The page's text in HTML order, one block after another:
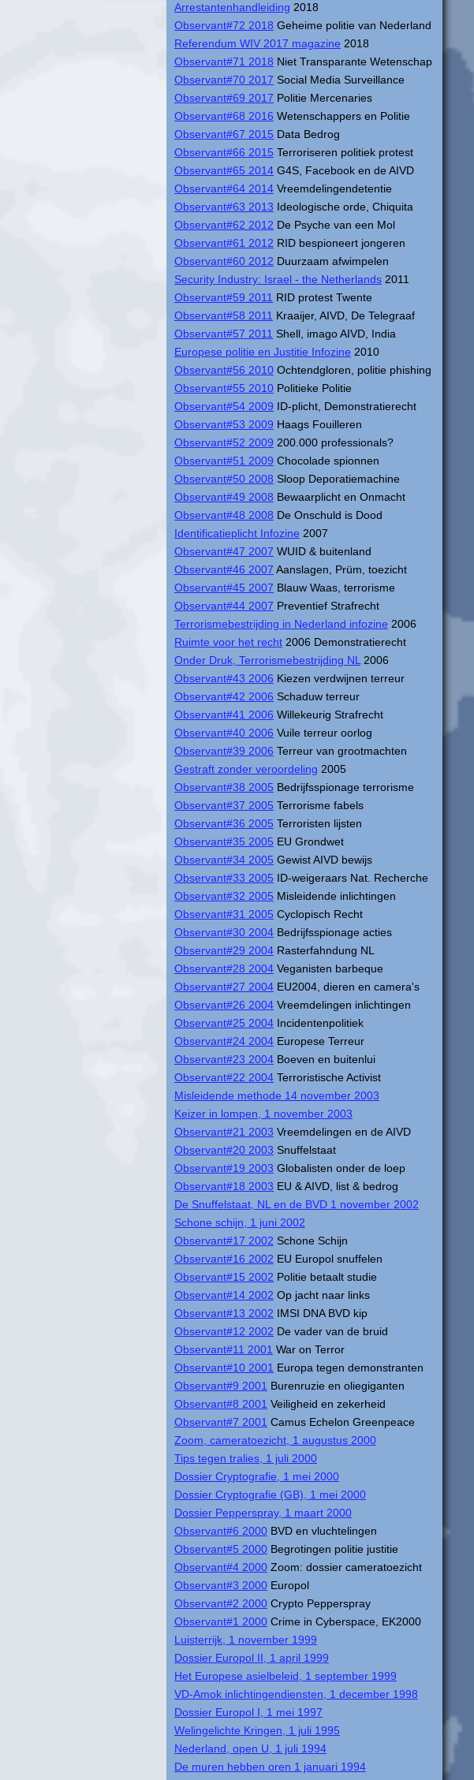
Arrestantenhandleiding 2018
Observant#72 2018 Geheime politie van Nederland
Referendum WIV 2017 magazine 2018
Observant#71 2018 Niet Transparante Wetenschap
Observant#70 2017 Social Media Surveillance
Observant#69 2017 Politie Mercenaries
Observant#68 2016 Wetenschappers en Politie
Observant#67 2015 Data Bedrog
Observant#66 2015 Terroriseren politiek protest
Observant#65 2014 G4S, Facebook en de AIVD
Observant#64 2014 Vreemdelingendetentie
Observant#63 2013 Ideologische orde, Chiquita
Observant#62 2012 De Psyche van een Mol
Observant#61 2012 RID bespioneert jongeren
Observant#60 2012 Duurzaam afwimpelen
Security Industry: Israel - the Netherlands 2011
Observant#59 2011 RID protest Twente
Observant#58 2011 Kraaijer, AIVD, De Telegraaf
Observant#57 2011 Shell, imago AIVD, India
Europese politie en Justitie Infozine 2010
Observant#56 2010 Ochtendgloren, politie phishing
Observant#55 2010 Politieke Politie
Observant#54 2009 ID-plicht, Demonstratierecht
Observant#53 2009 Haags Fouilleren
Observant#52 2009 200.000 professionals?
Observant#51 2009 Chocolade spionnen
Observant#50 2008 Sloop Deporatiemachine
Observant#49 2008 Bewaarplicht en Onmacht
Observant#48 2008 De Onschuld is Dood
Identificatieplicht Infozine 2007
Observant#47 2007 WUID & buitenland
Observant#46 2007 Aanslagen, Prüm, toezicht
Observant#45 2007 Blauw Waas, terrorisme
Observant#44 2007 Preventief Strafrecht
Terrorismebestrijding in Nederland infozine 2006
Ruimte voor het recht 2006 Demonstratierecht
Onder Druk, Terrorismebestrijding NL 2006
Observant#43 2006 Kiezen verdwijnen terreur
Observant#42 2006 Schaduw terreur
Observant#41 2006 Willekeurig Strafrecht
Observant#40 2006 Vuile terreur oorlog
Observant#39 2006 Terreur van grootmachten
Gestraft zonder veroordeling 2005
Observant#38 2005 Bedrijfsspionage terrorisme
Observant#37 2005 Terrorisme fabels
Observant#36 2005 Terroristen lijsten
Observant#35 2005 EU Grondwet
Observant#34 2005 Gewist AIVD bewijs
Observant#33 2005 ID-weigeraars Nat. Recherche
Observant#32 2005 Misleidende inlichtingen
Observant#31 2005 Cyclopisch Recht
Observant#30 2004 Bedrijfsspionage acties
Observant#29 2004 Rasterfahndung NL
Observant#28 2004 Veganisten barbeque
Observant#27 2004 EU2004, dieren en camera's
Observant#26 2004 Vreemdelingen inlichtingen
Observant#25 2004 Incidentenpolitiek
Observant#24 2004 Europese Terreur
Observant#23 2004 Boeven en buitenlui
Observant#22 2004 Terroristische Activist
Misleidende methode 14 november 2003
Keizer in lompen, 1 november 2003
Observant#21 2003 Vreemdelingen en de AIVD
Observant#20 2003 Snuffelstaat
Observant#19 2003 Globalisten onder de loep
Observant#18 2003 EU & AIVD, list & bedrog
De Snuffelstaat, NL en de BVD 1 november 2002
Schone schijn, 1 juni 2002
Observant#17 2002 Schone Schijn
Observant#16 2002 EU Europol snuffelen
Observant#15 2002 Politie betaalt studie
Observant#14 2002 Op jacht naar links
Observant#13 2002 IMSI DNA BVD kip
Observant#12 2002 De vader van de bruid
Observant#11 2001 War on Terror
Observant#10 2001 Europa tegen demonstranten
Observant#9 2001 Burenruzie en oliegiganten
Observant#8 2001 Veiligheid en zekerheid
Observant#7 2001 Camus Echelon Greenpeace
Zoom, cameratoezicht, 1 augustus 2000
Tips tegen tralies, 1 juli 2000
Dossier Cryptografie, 1 mei 2000
Dossier Cryptografie (GB), 1 mei 2000
Dossier Pepperspray, 1 maart 2000
Observant#6 2000 BVD en vluchtelingen
Observant#5 2000 Begrotingen politie justitie
Observant#4 2000 Zoom: dossier cameratoezicht
Observant#3 2000 Europol
Observant#2 2000 Crypto Pepperspray
Observant#1 2000 Crime in Cyberspace, EK2000
Luisterrijk, 1 november 1999
Dossier Europol II, 1 april 1999
Het Europese asielbeleid, 1 september 1999
VD-Amok inlichtingendiensten, 1 december 1998
Dossier Europol I, 1 mei 1997
Welingelichte Kringen, 1 juli 1995
Nederland, open U, 1 juli 1994
De muren hebben oren 1 januari 1994